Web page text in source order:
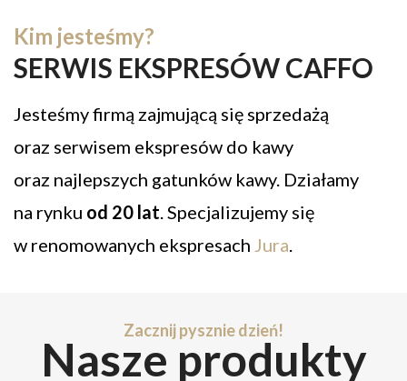
Kim jesteśmy?
SERWIS EKSPRESÓW CAFFO
Jesteśmy firmą zajmującą się sprzedażą
oraz serwisem ekspresów do kawy
oraz najlepszych gatunków kawy. Działamy
na rynku od 20 lat. Specjalizujemy się
w renomowanych ekspresach Jura.
Zacznij pysznie dzień!
Nasze produkty